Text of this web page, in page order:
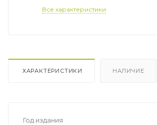
Все характеристики
ХАРАКТЕРИСТИКИ НАЛИЧИЕ
Год издания